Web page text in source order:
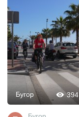
394
Бугор